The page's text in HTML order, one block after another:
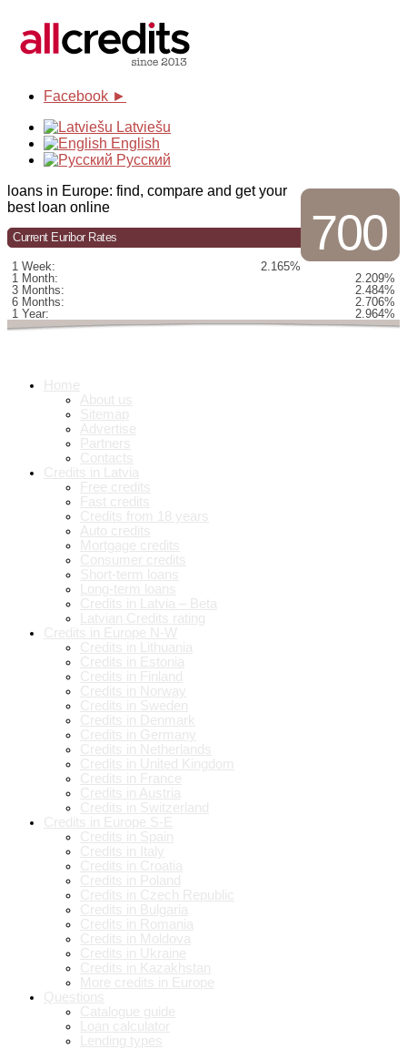
Facebook ►
Latviešu
English
Русский
700
loans in Europe: find, compare and get your
best loan online
Current Euribor Rates
1 Week:
2.165%
1 Month:
2.209%
3 Months:
2.484%
6 Months:
2.706%
1 Year:
2.964%